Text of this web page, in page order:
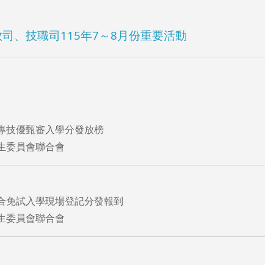
、技職司115年7～8月份重要活動
技優甄審入學分發放榜
委員會聯合會
免試入學現場登記分發報到
委員會聯合會